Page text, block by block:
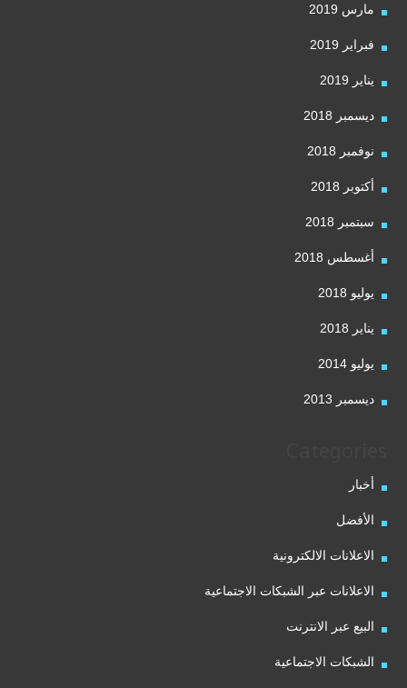
مارس 2019
فبراير 2019
يناير 2019
ديسمبر 2018
نوفمبر 2018
أكتوبر 2018
سبتمبر 2018
أغسطس 2018
يوليو 2018
يناير 2018
يوليو 2014
ديسمبر 2013
أخبار
الأفضل
الاعلانات الالكترونية
الاعلانات عبر الشبكات الاجتماعية
البيع عبر الانترنت
الشبكات الاجتماعية